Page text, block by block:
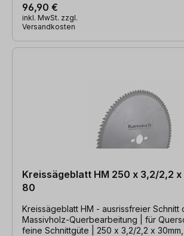
96,90 €
inkl. MwSt. zzgl.
Versandkosten
Kreissägeblatt HM 250 x 3,2/2,2 x
80
Kreissägeblatt HM - ausrissfreier Schnitt
Massivholz-Querbearbeitung | für
feine Schnittgüte | 250 x 3,2/2,2 x